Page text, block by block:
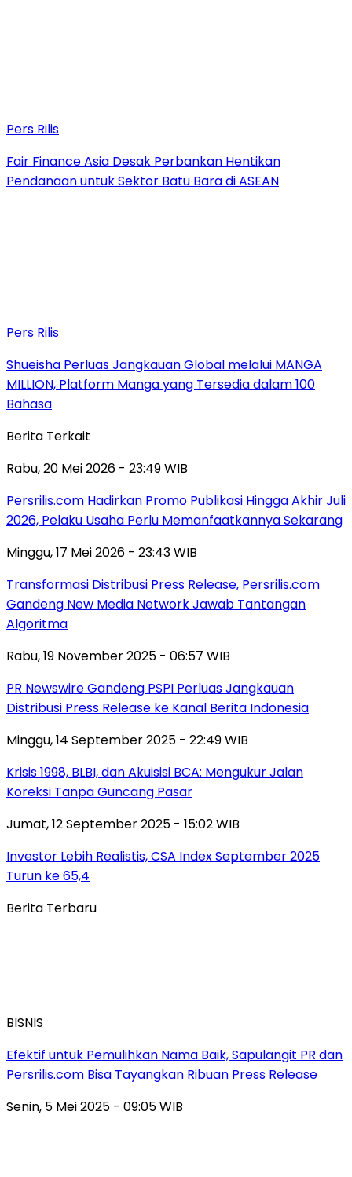
Pers Rilis
Fair Finance Asia Desak Perbankan Hentikan
Pendanaan untuk Sektor Batu Bara di ASEAN
Pers Rilis
Shueisha Perluas Jangkauan Global melalui MANGA
MILLION, Platform Manga yang Tersedia dalam 100
Bahasa
Berita Terkait
Rabu, 20 Mei 2026 - 23:49 WIB
Persrilis.com Hadirkan Promo Publikasi Hingga Akhir Juli
2026, Pelaku Usaha Perlu Memanfaatkannya Sekarang
Minggu, 17 Mei 2026 - 23:43 WIB
Transformasi Distribusi Press Release, Persrilis.com
Gandeng New Media Network Jawab Tantangan
Algoritma
Rabu, 19 November 2025 - 06:57 WIB
PR Newswire Gandeng PSPI Perluas Jangkauan
Distribusi Press Release ke Kanal Berita Indonesia
Minggu, 14 September 2025 - 22:49 WIB
Krisis 1998, BLBI, dan Akuisisi BCA: Mengukur Jalan
Koreksi Tanpa Guncang Pasar
Jumat, 12 September 2025 - 15:02 WIB
Investor Lebih Realistis, CSA Index September 2025
Turun ke 65,4
Berita Terbaru
BISNIS
Efektif untuk Pemulihkan Nama Baik, Sapulangit PR dan
Persrilis.com Bisa Tayangkan Ribuan Press Release
Senin, 5 Mei 2025 - 09:05 WIB